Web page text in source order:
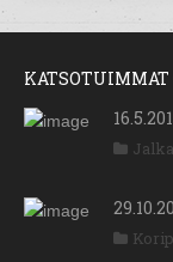
KATSOTUIMMAT